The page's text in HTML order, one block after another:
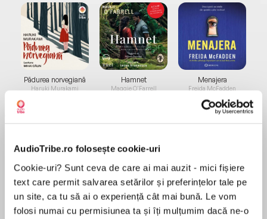
AudioTribe.ro folosește cookie-uri
Cookie-uri? Sunt ceva de care ai mai auzit - mici fișiere
text care permit salvarea setărilor și preferințelor tale pe
un site, ca tu să ai o experiență cât mai bună. Le vom
folosi numai cu permisiunea ta și îți mulțumim dacă ne-o
Pădurea norvegiană
Haruki Murakami
Elita de Argint (Elita
de...
Dani Francis
Hamnet
Maggie O'Farrell
Diavolul se îmbracă de
la...
Lauren Weisberger
Menajera
Freida McFadden
Migdală
Sohn Won-pyung